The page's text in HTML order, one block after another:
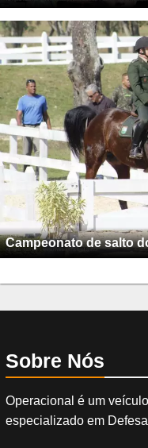
Campeonato de salto
Sobre Nós
Operacional é um
especializado em